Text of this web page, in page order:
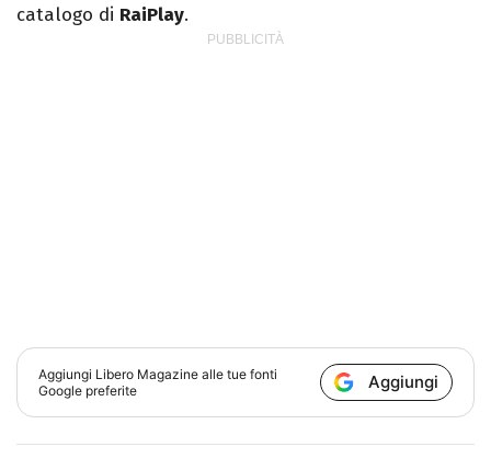
catalogo di RaiPlay.
Aggiungi Libero Magazine alle tue fonti
Google preferite
Aggiungi